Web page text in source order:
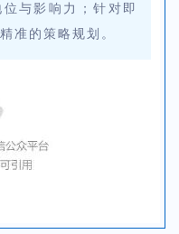
与影响力；针对即
准的策略规划。